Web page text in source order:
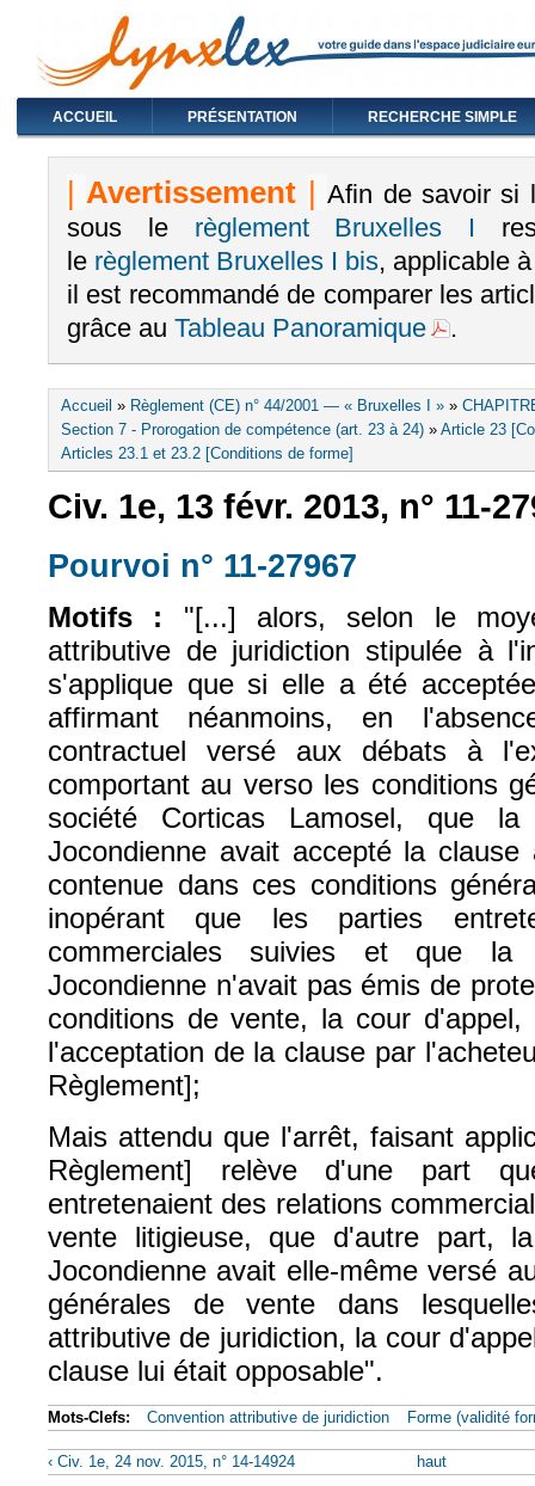
ACCUEIL PRÉSENTATION RECHERCHE SIMPLE
|Avertissement | Afin de savoir si
sous le règlement Bruxelles I
le règlement Bruxelles I bis, applicable
il est recommandé de comparer les
grâce au Tableau Panoramique .
Vous êtes ici
Accueil » Règlement (CE) n° 44/2001 — « Bruxelles I » »
Section 7 - Prorogation de compétence (art. 23 à 24) » Article 23
Articles 23.1 et 23.2 [Conditions de forme]
Civ. 1e, 13 févr. 2013, n° 11-
Pourvoi n° 11-27967
Motifs : "[...] alors, selon le
attributive de juridiction stipulée à
s'applique que si elle a été
affirmant néanmoins, en
contractuel versé aux débats à
comportant au verso les conditions
société Corticas Lamosel, que la
Jocondienne avait accepté la clause
contenue dans ces conditions
inopérant que les parties
commerciales suivies et que la
Jocondienne n'avait pas émis de
conditions de vente, la cour
l'acceptation de la clause par
Règlement];
Mais attendu que l'arrêt, faisant
Règlement] relève d'une part
entretenaient des relations
vente litigieuse, que d'autre part,
Jocondienne avait elle-même versé
générales de vente dans
attributive de juridiction, la cour
clause lui était opposable".
Mots-Clefs: Convention attributive de juridiction Forme (validité
‹ Civ. 1e, 24 nov. 2015, n° 14-14924 haut